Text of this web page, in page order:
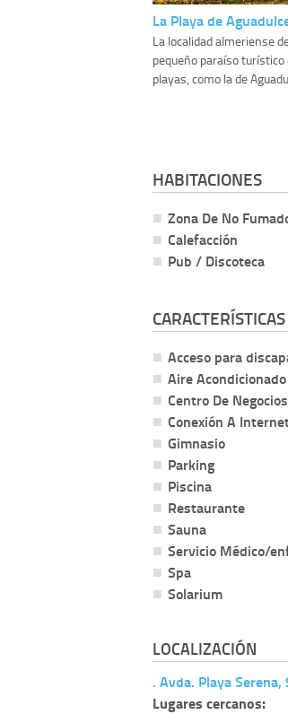
La Playa de
La localidad almeriense
pequeño paraíso
playas, como la de
HABITACIONES
Zona De No
Calefacción
Pub / Discoteca
CARACTERÍSTICAS
Acceso para
Aire Acondicionado
Centro De Negocios
Conexión A
Gimnasio
Parking
Piscina
Restaurante
Sauna
Servicio Médico/
Spa
Solarium
LOCALIZACIÓN
. Avda. Playa
Lugares cercanos: